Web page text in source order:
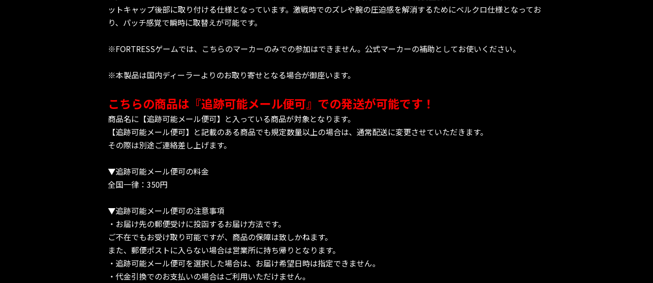
ットキャップ後部に取り付ける仕様となっています。激戦時でのズレや腕の圧迫感を解消するためにベルクロ仕様となってお
り、パッチ感覚で瞬時に取替えが可能です。
※FORTRESSゲームでは、こちらのマーカーのみでの参加はできません。公式マーカーの補助としてお使いください。
※本製品は国内ディーラーよりのお取り寄せとなる場合が御座います。
こちらの商品は『追跡可能メール便可』での発送が可能です！
商品名に【追跡可能メール便可】と入っている商品が対象となります。
【追跡可能メール便可】と記載のある商品でも規定数量以上の場合は、通常配送に変更させていただきます。
その際は別途ご連絡差し上げます。
▼追跡可能メール便可の料金
全国一律：350円
▼追跡可能メール便可の注意事項
・お届け先の郵便受けに投函するお届け方法です。
ご不在でもお受け取り可能ですが、商品の保障は致しかねます。
また、郵便ポストに入らない場合は営業所に持ち帰りとなります。
・追跡可能メール便可を選択した場合は、お届け希望日時は指定できません。
・代金引換でのお支払いの場合はご利用いただけません。